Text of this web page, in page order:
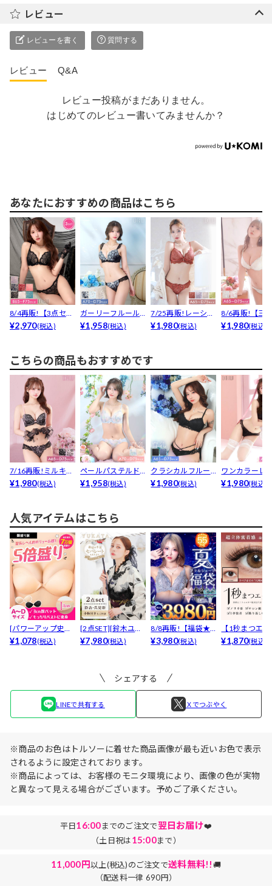
レビュー
レビューを書く 質問する
レビュー Q&A
レビュー投稿がまだありません。
はじめてのレビュー書いてみませんか？
あなたにおすすめの商品はこちら
8/4再販!【3点セッ
ト】【三上悠亜着...
¥2,970(税込)
ガーリーフルール
レーシィブラジャ
¥1,958(税込)
7/25再販!レーシィ
スカラップブラジ...
¥1,980(税込)
8/6再販!【三
亜着用】エレ
¥1,980(税込)
こちらの商品もおすすめです
7/16再販!ミルキー
リボンレース育乳...
¥1,980(税込)
ペールパステルド
ロップ育乳脇高ブ
¥1,958(税込)
クラシカルフルー
ルレース育乳脇高
¥1,980(税込)
ワンカラーレ
アップブラジ
¥1,980(税込)
人気アイテムはこちら
[パワーアップ史上
最強5倍盛りアップ
¥1,078(税込)
[2点SET][鈴木ユリ
ア(baby)...
¥7,980(税込)
8/8再販!【福袋★
ブラセット3点
¥3,980(税込)
【1秒まつエ
リュームタイ
¥1,870(税込)
シェアする
LINEで共有する Ｘでつぶやく
※商品のお色はトルソーに着せた商品画像が最も近いお色で表示
されるように設定されております。
※商品によっては、お客様のモニタ環境により、画像の色が実物
と異なって見える場合がございます。予めご了承ください。
平日16:00までのご注文で翌日お届け❤️
（土日祝は15:00まで）
11,000円以上(税込)のご注文で送料無料!!🚚
（配送料一律 690円）